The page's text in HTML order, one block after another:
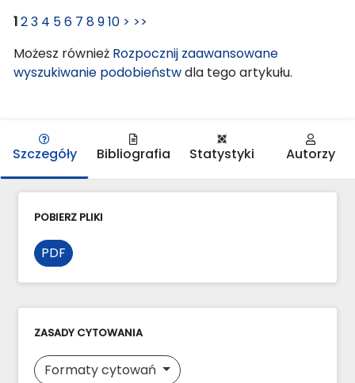
123 4 56 7 8910 > >>
Możesz również Rozpocznij zaawansowane
wyszukiwanie podobieństwdla tego artykułu.
Szczegóły Bibliografia Statystyki Autorzy
POBIERZ PLIKI
PDF
ZASADY CYTOWANIA
Formaty cytowań